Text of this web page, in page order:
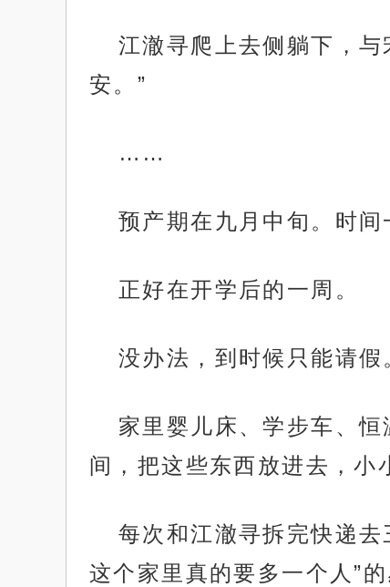
江澈寻爬上去侧躺下，
安。”
……
预产期在九月中旬。时间
正好在开学后的一周。
没办法，到时候只能请假
家里婴儿床、学步车、
间，把这些东西放进去，小
每次和江澈寻拆完快递
这个家里真的要多一个人”的